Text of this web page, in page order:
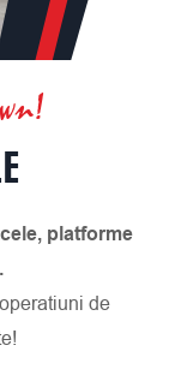
platforme
de